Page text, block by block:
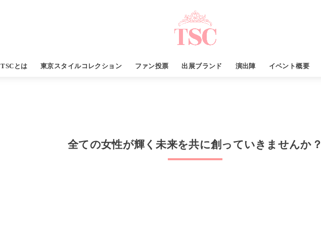
TSCとは 東京スタイルコレクション ファン投票 出展ブランド 演出陣 イベント概要
全ての女性が輝く未来を共に創っていきませんか？